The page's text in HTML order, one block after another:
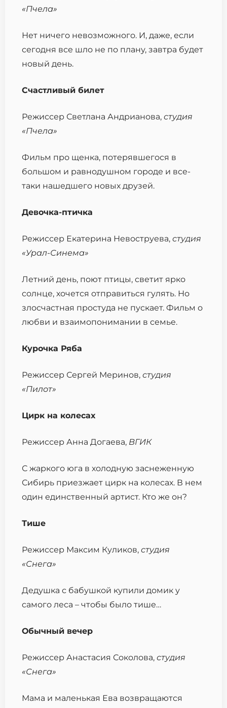
«Пчела»
Нет ничего невозможного. И, даже, если
сегодня все шло не по плану, завтра будет
новый день.
Счастливый билет
Режиссер Светлана Андрианова, студия
«Пчела»
Фильм про щенка, потерявшегося в
большом и равнодушном городе и все-
таки нашедшего новых друзей.
Девочка-птичка
Режиссер Екатерина Невоструева, студия
«Урал-Синема»
Летний день, поют птицы, светит ярко
солнце, хочется отправиться гулять. Но
злосчастная простуда не пускает. Фильм о
любви и взаимопонимании в семье.
Курочка Ряба
Режиссер Сергей Меринов, студия
«Пилот»
Цирк на колесах
Режиссер Анна Догаева, ВГИК
С жаркого юга в холодную заснеженную
Сибирь приезжает цирк на колесах. В нем
один единственный артист. Кто же он?
Тише
Режиссер Максим Куликов, студия
«Снега»
Дедушка с бабушкой купили домик у
самого леса – чтобы было тише…
Обычный вечер
Режиссер Анастасия Соколова, студия
«Снега»
Мама и маленькая Ева возвращаются